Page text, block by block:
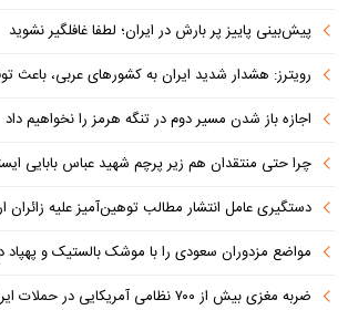
پیش‌بینی پاییز پر بارش در ایران؛ لطفا غافلگیر نشوید
رویترز: هشدار شدید ایران به کشورهای عربی، باعث
اجازه باز شدن مسیر دوم در تنگه هرمز را نخواهیم داد
چرا حتی منتقدان هم زیر پرچم شهید عباس بابایی
دستگیری عامل انتشار مطالب توهین‌آمیز علیه
مواضع مزدوران سعودی را با موشک بالستیک و
ضربه مغزی بیش از ۷۰۰ نظامی آمریکایی در حملات ایران